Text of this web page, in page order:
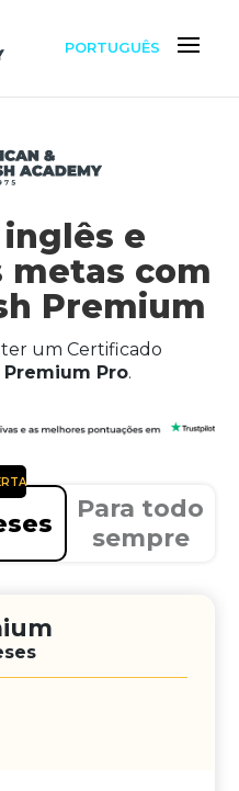
PORTUGUÊS
e
metas com
Premium
um Certificado
Premium Pro.
Para todo
sempre